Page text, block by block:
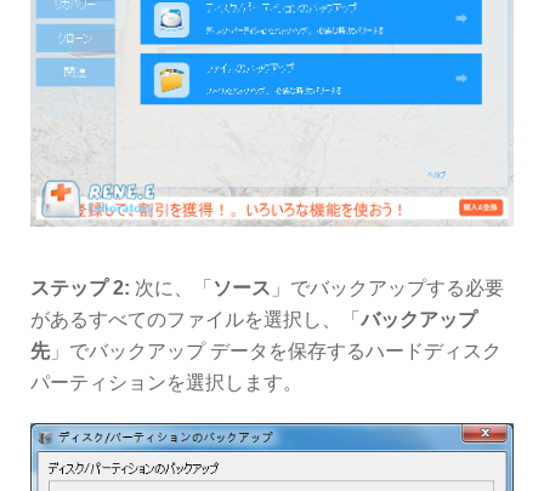
ステップ 2: 次に、「 ソース 」でバックアップする必要
があるすべてのファイルを選択し、「 バックアップ
先」でバックアップ データを保存するハードディスク
パーティションを選択します。